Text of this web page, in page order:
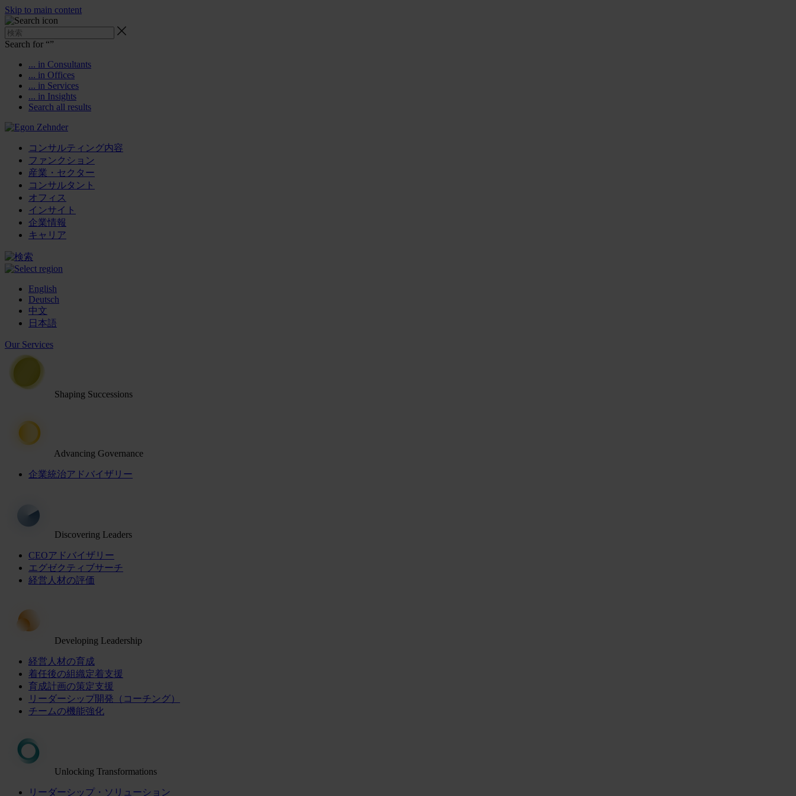
Skip to main content
Search for “”
... in Consultants
... in Offices
... in Services
... in Insights
Search all results
コンサルティング内容
ファンクション
産業・セクター
コンサルタント
オフィス
インサイト
企業情報
キャリア
English
Deutsch
中文
日本語
Our Services
Shaping Successions
Advancing Governance
企業統治アドバイザリー
Discovering Leaders
CEOアドバイザリー
エグゼクティブサーチ
経営人材の評価
Developing Leadership
経営人材の育成
着任後の組織定着支援
育成計画の策定支援
リーダーシップ開発（コーチング）
チームの機能強化
Unlocking Transformations
リーダーシップ・ソリューション